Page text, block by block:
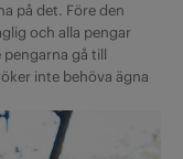
på det. Före den
och alla pengar
gå till
inte behöva ägna